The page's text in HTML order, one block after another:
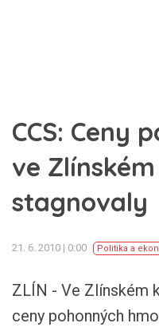
CCS: Ceny
ve
stagnovaly
21. 6. 2010 | 0:00 Politika a
ZLÍN - Ve Zlínském
ceny pohonných